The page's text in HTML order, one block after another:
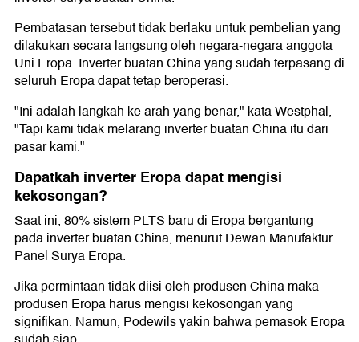
Pembatasan tersebut tidak berlaku untuk pembelian yang
dilakukan secara langsung oleh negara-negara anggota
Uni Eropa. Inverter buatan China yang sudah terpasang di
seluruh Eropa dapat tetap beroperasi.
"Ini adalah langkah ke arah yang benar," kata Westphal,
"Tapi kami tidak melarang inverter buatan China itu dari
pasar kami."
Dapatkah inverter Eropa dapat mengisi
kekosongan?
Saat ini, 80% sistem PLTS baru di Eropa bergantung
pada inverter buatan China, menurut Dewan Manufaktur
Panel Surya Eropa.
Jika permintaan tidak diisi oleh produsen China maka
produsen Eropa harus mengisi kekosongan yang
signifikan. Namun, Podewils yakin bahwa pemasok Eropa